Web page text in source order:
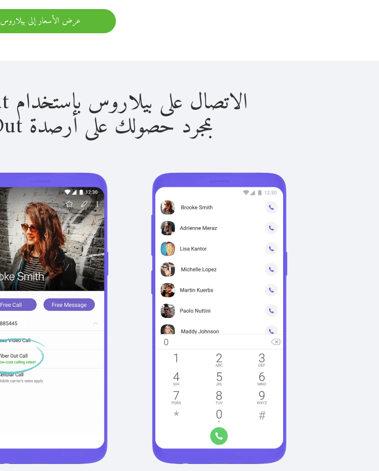
عرض الأسعار إلى بيلاروس
الاتصال على بيلاروس باستخدام Viber Out سهل للغاية.
بمجرد حصولك على أرصدة Viber Out، يمكنك: